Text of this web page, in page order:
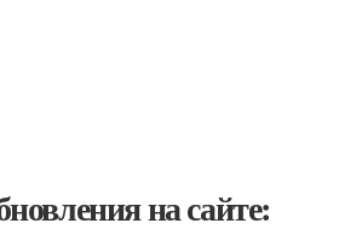
на сайте: